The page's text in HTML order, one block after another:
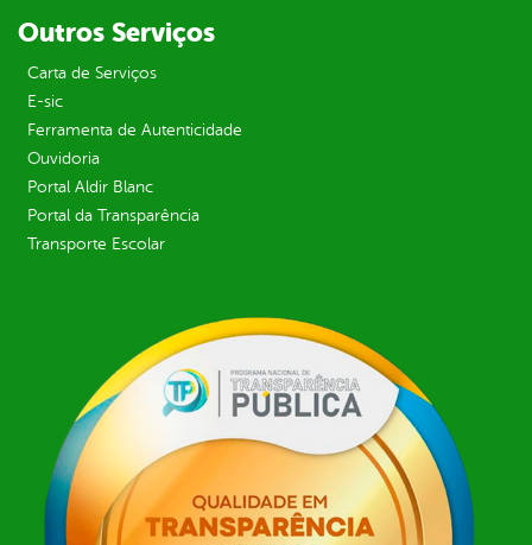
Outros Serviços
Carta de Serviços
E-sic
Ferramenta de Autenticidade
Ouvidoria
Portal Aldir Blanc
Portal da Transparência
Transporte Escolar